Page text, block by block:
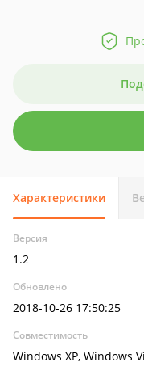
Характеристики
Версия
1.2
Обновлено
2018-10-26 17:50:25
Совместимость
Windows XP, Windows